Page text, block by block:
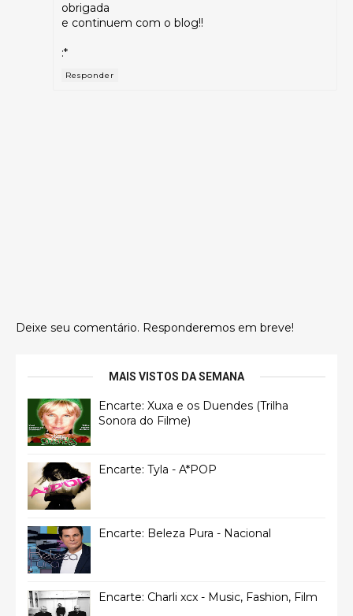
obrigada
e continuem com o blog!!
:*
Responder
Deixe seu comentário. Responderemos em breve!
MAIS VISTOS DA SEMANA
Encarte: Xuxa e os Duendes (Trilha
Sonora do Filme)
Encarte: Tyla - A*POP
Encarte: Beleza Pura - Nacional
Encarte: Charli xcx - Music, Fashion, Film